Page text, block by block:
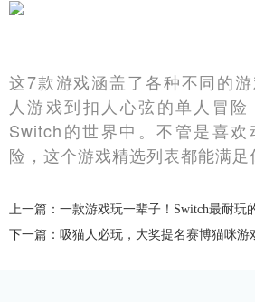
这7款游戏涵盖了各种不同的
人游戏到扣人心弦的单人冒
Switch的世界中。不管是喜欢
险，这个游戏精选列表都能满足
上一篇：一款游戏玩一辈子！Switch最耐玩